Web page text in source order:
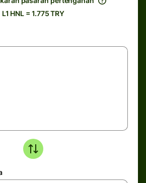
L1 HNL = 1.775 TRY